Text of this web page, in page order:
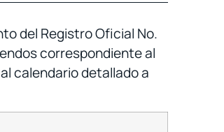
del Registro Oficial No.
correspondiente al
calendario detallado a